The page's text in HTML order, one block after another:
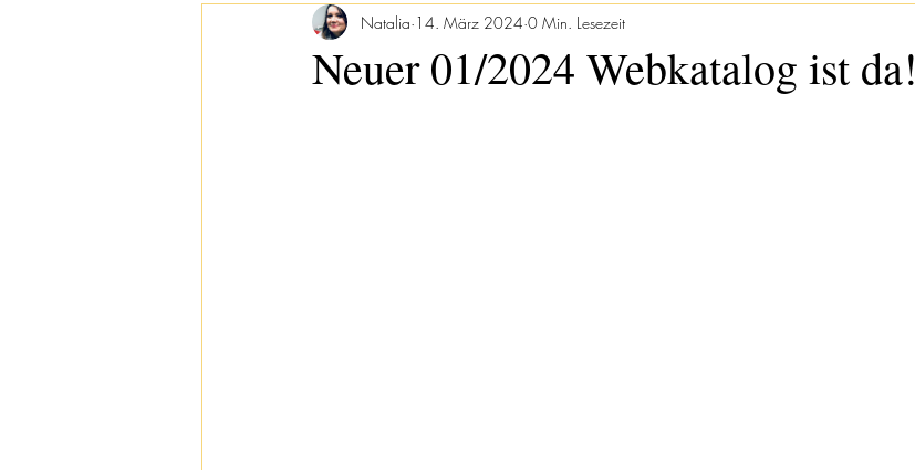
Neuer 01/2024 Webkatalog ist da!
Natalia 14. März 2024 0 Min. Lesezeit